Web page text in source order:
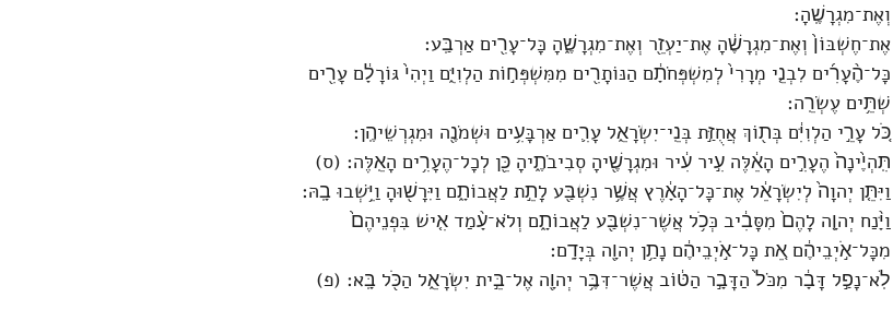
וְאֶת־מִגְרָשֶֽׁהָ׃
אֶת־חֶשְׁבּוֹן֙ וְאֶת־מִגְרָשֶׁ֔הָ אֶת־יַעְזֵ֖ר וְאֶת־מִגְרָשֶׁ֑הָ כָּל־עָרִ֖ים אַרְבַּֽע׃
כָּל־הֶ֨עָרִ֜ים לִבְנֵ֤י מְרָרִי֙ לְמִשְׁפְּחֹתָ֔ם הַנּוֹתָרִ֖ים מִמִּשְׁפְּח֣וֹת הַלְוִיִּ֑ם וַיְהִי֙ גּוֹרָלָ֔ם עָרִ֖ים
שְׁתֵּ֥ים עֶשְׂרֵֽה׃
כֹּ֚ל עָרֵ֣י הַלְוִיִּ֔ם בְּת֖וֹךְ אֲחֻזַּ֣ת בְּנֵֽי־יִשְׂרָאֵ֑ל עָרִ֛ים אַרְבָּעִ֥ים וּשְׁמֹנֶ֖ה וּמִגְרְשֵׁיהֶֽן׃
תִּֽהְיֶ֙ינָה֙ הֶעָרִ֣ים הָאֵ֔לֶּה עִ֣יר עִ֔יר וּמִגְרָשֶׁ֖יהָ סְבִיבֹתֶ֑יהָ כֵּ֖ן לְכָל־הֶעָרִ֥ים הָאֵֽלֶּה׃ (ס)
וַיִּתֵּ֤ן יְהוָה֙ לְיִשְׂרָאֵ֔ל אֶת־כָּל־הָאָ֔רֶץ אֲשֶׁ֥ר נִשְׁבַּ֖ע לָתֵ֣ת לַאֲבוֹתָ֑ם וַיִּרָשׁ֖וּהָ וַיֵּ֥שְׁבוּ בָֽהּ׃
וַיָּ֨נַח יְהוָ֤ה לָהֶם֙ מִסָּבִ֔יב כְּכֹ֥ל אֲשֶׁר־נִשְׁבַּ֖ע לַאֲבוֹתָ֑ם וְלֹא־עָ֨מַד אִ֤ישׁ בִּפְנֵיהֶם֙
מִכָּל־אֹ֣יְבֵיהֶ֔ם אֵ֚ת כָּל־אֹ֣יְבֵיהֶ֔ם נָתַ֥ן יְהוָ֖ה בְּיָדָֽם׃
לֹֽא־נָפַ֣ל דָּבָ֔ר מִכֹּל֙ הַדָּבָ֣ר הַטּ֔וֹב אֲשֶׁר־דִּבֶּ֥ר יְהוָ֖ה אֶל־בֵּ֣ית יִשְׂרָאֵ֑ל הַכֹּ֖ל בָּֽא׃ (פ)